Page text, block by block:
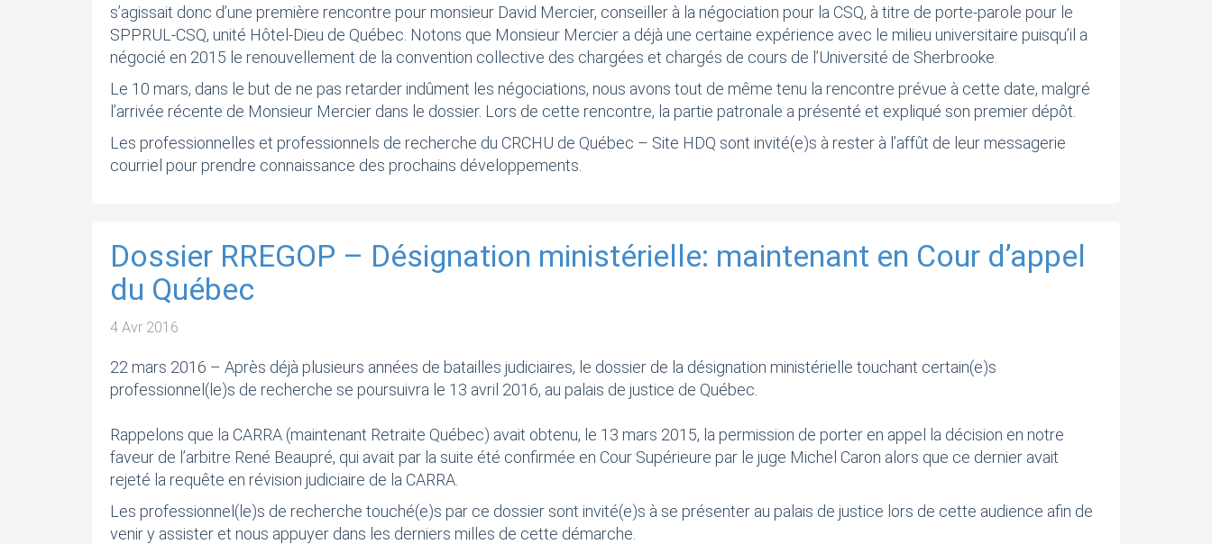
s’agissait donc d’une première rencontre pour monsieur David Mercier, conseiller à la négociation pour la CSQ, à titre de porte-parole pour le
SPPRUL-CSQ, unité Hôtel-Dieu de Québec. Notons que Monsieur Mercier a déjà une certaine expérience avec le milieu universitaire puisqu’il a
négocié en 2015 le renouvellement de la convention collective des chargées et chargés de cours de l’Université de Sherbrooke.
Le 10 mars, dans le but de ne pas retarder indûment les négociations, nous avons tout de même tenu la rencontre prévue à cette date, malgré
l’arrivée récente de Monsieur Mercier dans le dossier. Lors de cette rencontre, la partie patronale a présenté et expliqué son premier dépôt.
Les professionnelles et professionnels de recherche du CRCHU de Québec – Site HDQ sont invité(e)s à rester à l’affût de leur messagerie
courriel pour prendre connaissance des prochains développements.
Dossier RREGOP – Désignation ministérielle: maintenant en Cour d’appel
du Québec
4 Avr 2016
22 mars 2016 – Après déjà plusieurs années de batailles judiciaires, le dossier de la désignation ministérielle touchant certain(e)s
professionnel(le)s de recherche se poursuivra le 13 avril 2016, au palais de justice de Québec.
Rappelons que la CARRA (maintenant Retraite Québec) avait obtenu, le 13 mars 2015, la permission de porter en appel la décision en notre
faveur de l’arbitre René Beaupré, qui avait par la suite été confirmée en Cour Supérieure par le juge Michel Caron alors que ce dernier avait
rejeté la requête en révision judiciaire de la CARRA.
Les professionnel(le)s de recherche touché(e)s par ce dossier sont invité(e)s à se présenter au palais de justice lors de cette audience afin de
venir y assister et nous appuyer dans les derniers milles de cette démarche.